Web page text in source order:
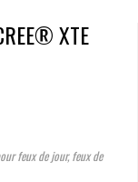
XTE
feux de jour, feux de